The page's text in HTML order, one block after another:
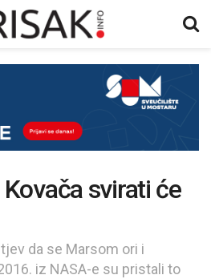
svirati će
da se Marsom ori i
iz NASA-e su pristali to